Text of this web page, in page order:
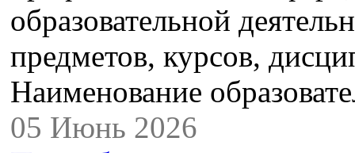
образовательной
предметов, курсов,
Наименование
05 Июнь 2026